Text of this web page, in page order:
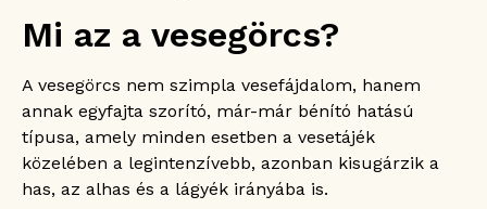
Mikor kell orvoshoz fordulni vesegörcs
Mi váltja ki konkrétan a vesegörcsöt?
Miért olyan intenzív a fájdalom?
Megszűnhet a vesegörcs a testhelyzet
változtatásával?
Mikor indokolt CT vagy MRI vizsgálat
Mi az a vesegörcs?
A vesegörcs nem szimpla vesefájdalom, hanem
annak egyfajta szorító, már-már bénító hatású
típusa, amely minden esetben a vesetájék
közelében a legintenzívebb, azonban kisugárzik a
has, az alhas és a lágyék irányába is.